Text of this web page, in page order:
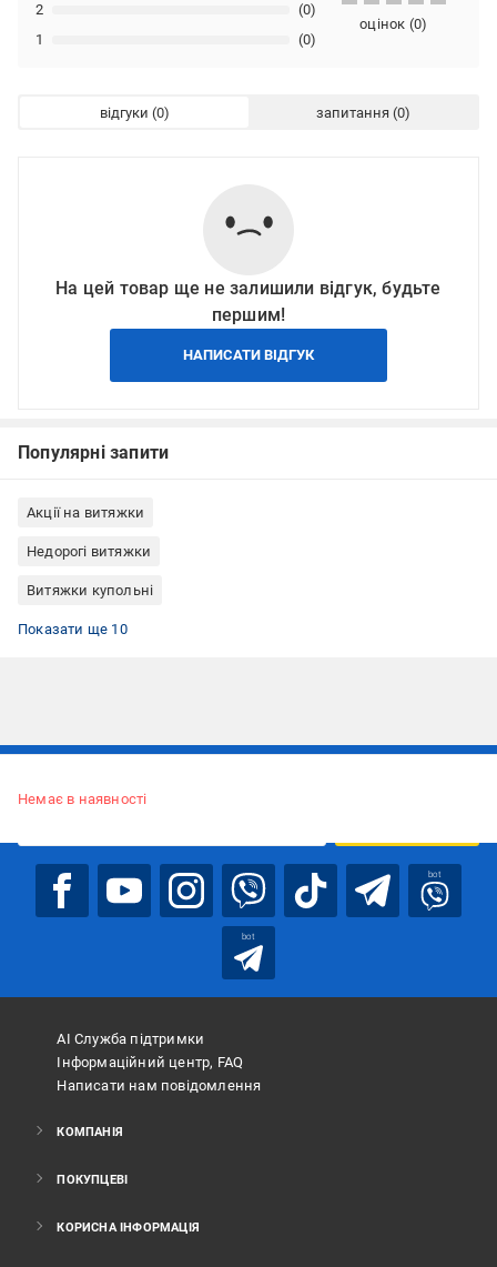
1 (0)
2 (0)
оцінок (0)
відгуки запитання
На цей товар ще не залишили відгук, будьте
першим!
НАПИСАТИ ВІДГУК
Популярні запити
Акції на витяжки
Недорогі витяжки
Витяжки купольні
Витяжки пристінні
Витяжки з кнопковим керуванням
Витяжки з жировим фільтром
Витяжки із зворотним клапаном
Витяжки в стилі модерн
Витяжки з відведенням та рециркуляцією
Витяжки білі
Витяжки білі купольні
Витяжки 60 см
Витяжки купольні 60 см
Показати ще 10
Немає в наявності
bot
bot
АІ Служба підтримки
Інформаційний центр, FAQ
Написати нам повідомлення
КОМПАНІЯ
ПОКУПЦЕВІ
КОРИСНА ІНФОРМАЦІЯ